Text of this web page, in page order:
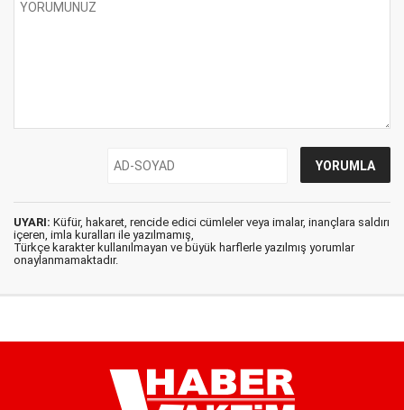
UYARI: Küfür, hakaret, rencide edici cümleler veya imalar, inançlara saldırı
içeren, imla kuralları ile yazılmamış,
Türkçe karakter kullanılmayan ve büyük harflerle yazılmış yorumlar
onaylanmamaktadır.